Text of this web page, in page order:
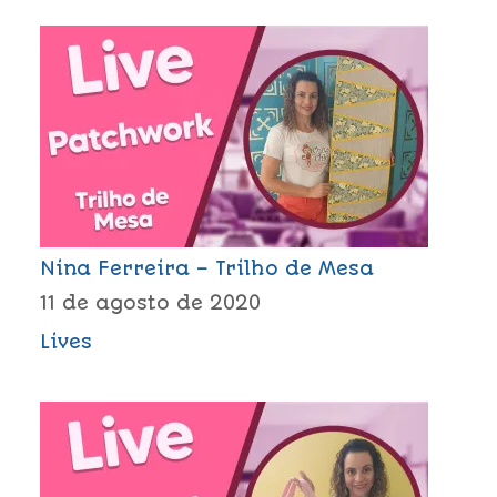
Nina Ferreira – Trilho de Mesa
11 de agosto de 2020
Lives